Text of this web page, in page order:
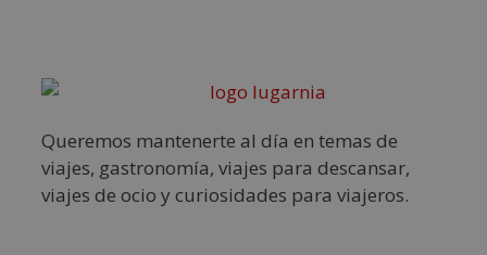
Queremos mantenerte al día en temas de
viajes, gastronomía, viajes para descansar,
viajes de ocio y curiosidades para viajeros.